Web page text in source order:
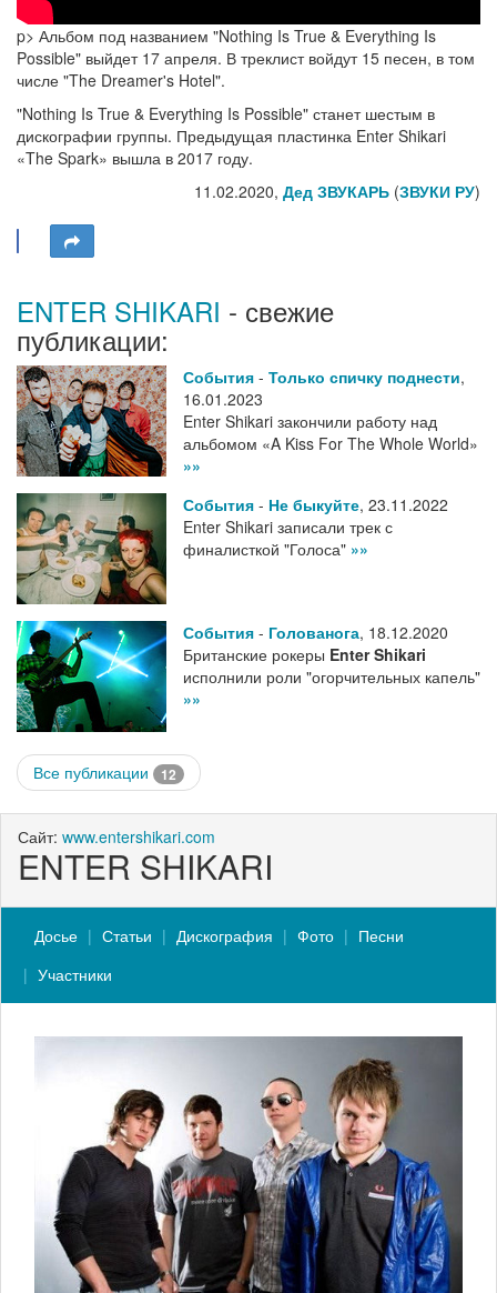
p> Альбом под названием "Nothing Is True & Everything Is
Possible" выйдет 17 апреля. В треклист войдут 15 песен, в том
числе "The Dreamer's Hotel".
"Nothing Is True & Everything Is Possible" станет шестым в
дискографии группы. Предыдущая пластинка Enter Shikari
«The Spark» вышла в 2017 году.
11.02.2020, Дед ЗВУКАРЬ (ЗВУКИ РУ)
ENTER SHIKARI - свежие
публикации:
События - Только спичку поднести,
16.01.2023
Enter Shikari закончили работу над
альбомом «A Kiss For The Whole World»
»»
События - Не быкуйте, 23.11.2022
Enter Shikari записали трек с
финалисткой "Голоса" »»
События - Голованога, 18.12.2020
Британские рокеры Enter Shikari
исполнили роли "огорчительных капель"
»»
Все публикации 12
Сайт: www.entershikari.com
ENTER SHIKARI
Досье Статьи Дискография Фото
Песни
Участники